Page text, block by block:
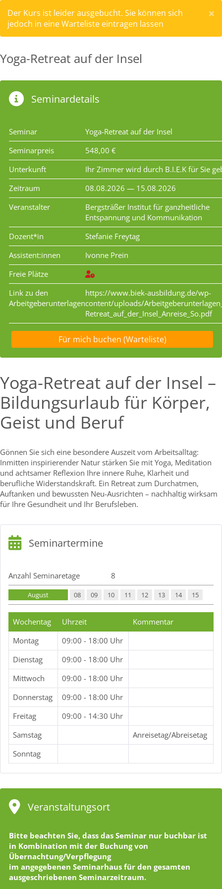
×
Der Kurs ist leider ausgebucht. Sie können sich
jedoch in eine Warteliste eintragen lassen
Yoga-Retreat auf der Insel
Seminardetails
Seminar
Yoga-Retreat auf der Insel
Seminarpreis
548,00 €
Unterkunft
Ihr Zimmer wird durch B.I.E.K für Sie
Zeitraum
08.08.2026 — 15.08.2026
Veranstalter
Bergsträßer Institut für ganzheitliche
Entspannung und Kommunikation
Dozent*in
Stefanie Freytag
Assistent:innen
Ivonne Prein
Freie Plätze
Link zu den
Arbeitgeberunterlagen
https://www.biek-ausbildung.de/wp-
content/uploads/
Retreat_auf_der_Insel_Anreise_So.pdf
Für mich buchen (Warteliste)
Yoga-Retreat auf der Insel –
Bildungsurlaub für Körper,
Geist und Beruf
Gönnen Sie sich eine besondere Auszeit vom Arbeitsalltag:
Inmitten inspirierender Natur stärken Sie mit Yoga, Meditation
und achtsamer Reflexion Ihre innere Ruhe, Klarheit und
berufliche Widerstandskraft. Ein Retreat zum Durchatmen,
Auftanken und bewussten Neu-Ausrichten – nachhaltig wirksam
für Ihre Gesundheit und Ihr Berufsleben.
Seminartermine
Anzahl Seminaretage 8
August 08 09 10 11 12 13 14 15
Wochentag Uhrzeit
Kommentar
Montag
09:00 - 18:00 Uhr
Dienstag
09:00 - 18:00 Uhr
Mittwoch
09:00 - 18:00 Uhr
Donnerstag
09:00 - 18:00 Uhr
Freitag
09:00 - 14:30 Uhr
Samstag
Anreisetag/Abreisetag
Sonntag
Veranstaltungsort
Bitte beachten Sie, dass das Seminar nur buchbar ist
in Kombination mit der Buchung von
Übernachtung/Verpflegung
im angegebenen Seminarhaus für den gesamten
ausgeschriebenen Seminarzeitraum.